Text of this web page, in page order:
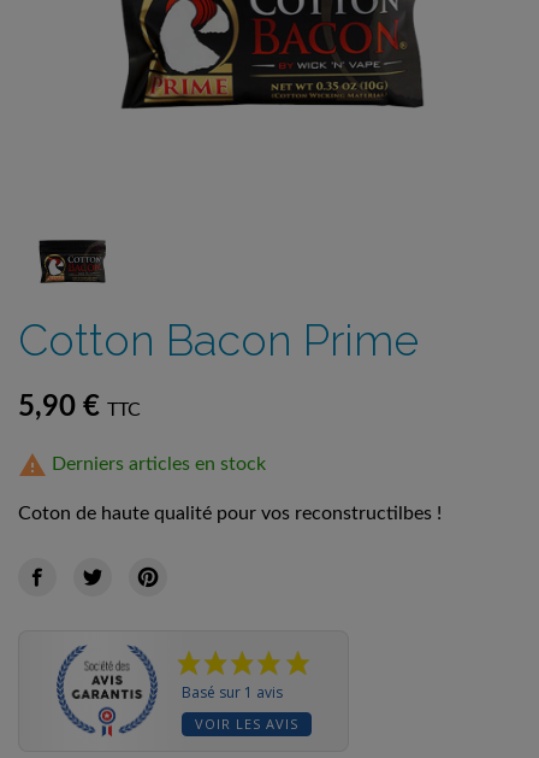
Cotton Bacon Prime
5,90 € TTC
 Derniers articles en stock
Coton de haute qualité pour vos reconstructilbes !
Basé sur 1 avis
VOIR LES AVIS